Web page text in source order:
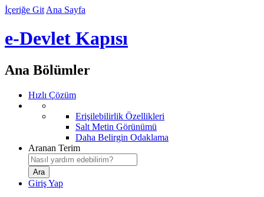
İçeriğe Git Ana Sayfa
e-Devlet Kapısı
Ana Bölümler
Hızlı Çözüm
Erişilebilirlik Özellikleri
Salt Metin Görünümü
Daha Belirgin Odaklama
Aranan Terim
Giriş Yap